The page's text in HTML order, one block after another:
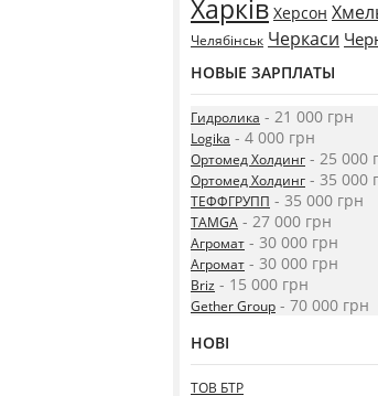
Харків Херсон
Челябінськ Черкаси
НОВЫЕ ЗАРПЛАТЫ
Гидролика - 21 000 грн
Logika - 4 000 грн
Ортомед Холдинг - 25 000
Ортомед Холдинг - 35 000
ТЕФФГРУПП - 35 000 грн
TAMGA - 27 000 грн
Агромат - 30 000 грн
Агромат - 30 000 грн
Briz - 15 000 грн
Gether Group - 70 000 грн
НОВІ
ТОВ БТР